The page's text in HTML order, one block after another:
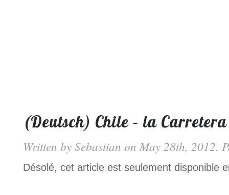
(Deutsch) Chile – la
Written bySebastian on May 28th, 2012.
Désolé, cet article est seulement disponible